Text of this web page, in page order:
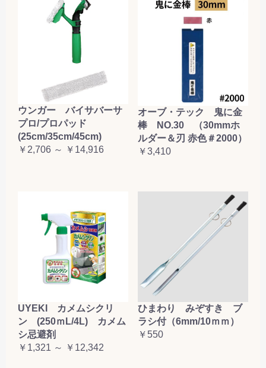
ウンガー バイサバーサ
プロ/プロパッド
(25cm/35cm/45cm)
￥2,706 ～ ￥14,916
オーブ・テック 鬼に金
棒 NO.30 （30mmホ
ルダー＆刃 赤色＃2000）
￥3,410
UYEKI カメムシクリ
ン (250ｍL/4L) カメム
シ忌避剤
￥1,321 ～ ￥12,342
ひまわり みぞすき ブ
ラシ付（6mm/10ｍｍ）
￥550